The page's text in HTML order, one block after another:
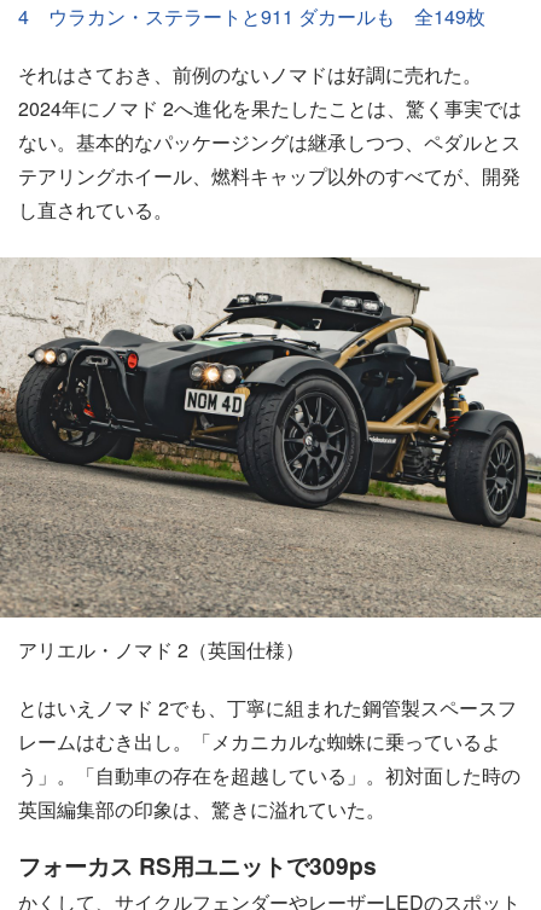
4 ウラカン・ステラートと911 ダカールも 全149枚
それはさておき、前例のないノマドは好調に売れた。
2024年にノマド 2へ進化を果たしたことは、驚く事実では
ない。基本的なパッケージングは継承しつつ、ペダルとス
テアリングホイール、燃料キャップ以外のすべてが、開発
し直されている。
アリエル・ノマド 2（英国仕様）
とはいえノマド 2でも、丁寧に組まれた鋼管製スペースフ
レームはむき出し。「メカニカルな蜘蛛に乗っているよ
う」。「自動車の存在を超越している」。初対面した時の
英国編集部の印象は、驚きに溢れていた。
フォーカス RS用ユニットで309ps
かくして、サイクルフェンダーやレーザーLEDのスポット